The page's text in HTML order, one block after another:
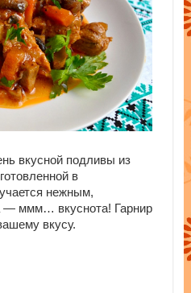
вкусной подливы из
в
нежным,
— ммм… вкуснота! Гарнир
вкусу.